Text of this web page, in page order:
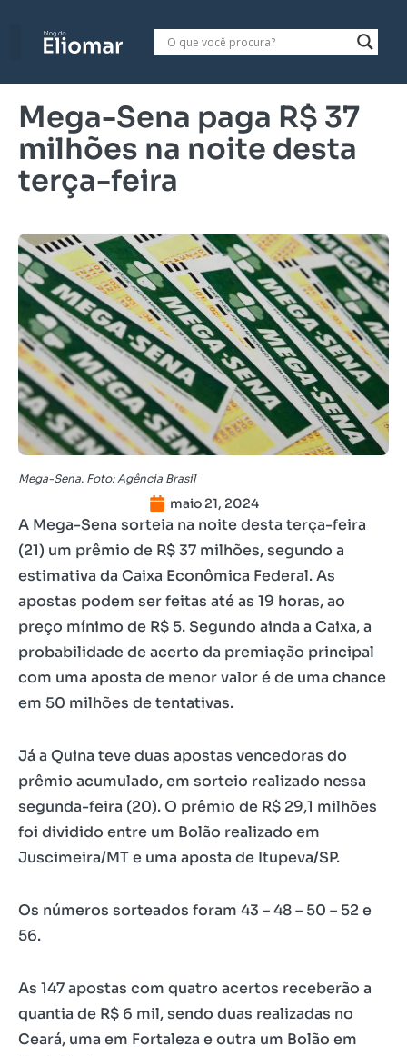
Mega-Sena paga R$ 37
milhões na noite desta
terça-feira
Mega-Sena. Foto: Agência Brasil
maio 21, 2024
A Mega-Sena sorteia na noite desta terça-feira
(21) um prêmio de R$ 37 milhões, segundo a
estimativa da Caixa Econômica Federal. As
apostas podem ser feitas até as 19 horas, ao
preço mínimo de R$ 5. Segundo ainda a Caixa, a
probabilidade de acerto da premiação principal
com uma aposta de menor valor é de uma chance
em 50 milhões de tentativas.
Já a Quina teve duas apostas vencedoras do
prêmio acumulado, em sorteio realizado nessa
segunda-feira (20). O prêmio de R$ 29,1 milhões
foi dividido entre um Bolão realizado em
Juscimeira/MT e uma aposta de Itupeva/SP.
Os números sorteados foram 43 – 48 – 50 – 52 e
56.
As 147 apostas com quatro acertos receberão a
quantia de R$ 6 mil, sendo duas realizadas no
Ceará, uma em Fortaleza e outra um Bolão em